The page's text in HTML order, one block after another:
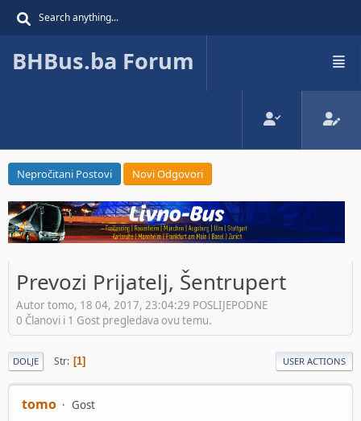
BHBus.ba Forum
Nepročitani Postovi Novi Odgovori
Prevozi Prijatelj, Šentrupert
Autor tomo, 18 04, 2017, 23:04:29 POSLIJEPODNE
0 Članovi i 1 Gost pregledava ovu temu.
DOLJE Str 1 USER ACTIONS
tomo Gost